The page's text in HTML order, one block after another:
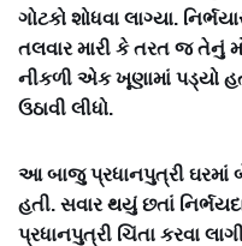
ગોટકો શોધવા લાગ્યા.
તલવાર મારી કે તરત જ તેનું
નીકળી એક ખૂણામાં પડ્યો
ઉઠાવી લીધો.
આ બાજુ પ્રધાનપુત્રી ઘરમાં
હતી. સવાર થયું છતાં
પ્રધાનપુત્રી ચિંતા કરવા